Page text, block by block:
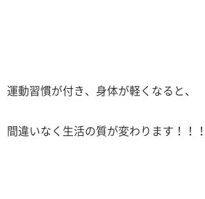
運動習慣が付き、身体が軽くなると、
間違いなく生活の質が変わります！！！